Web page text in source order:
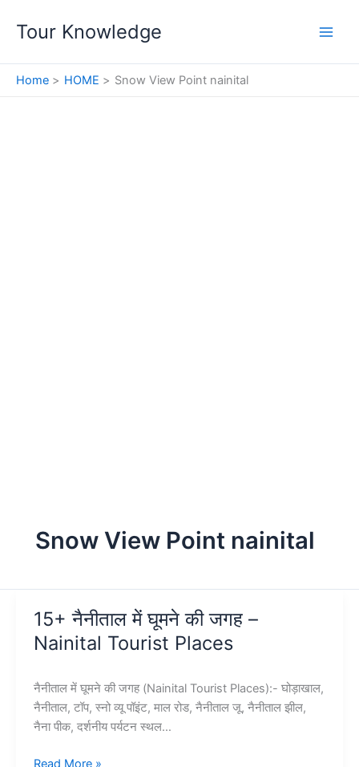
Tour Knowledge
Home HOME Snow View Point nainital
Snow View Point nainital
15+ नैनीताल में घूमने की जगह –
Nainital Tourist Places
नैनीताल में घूमने की जगह (Nainital Tourist Places):- घोड़ाखाल,
नैनीताल, टॉप, स्नो व्यू पॉइंट, माल रोड, नैनीताल जू, नैनीताल झील,
नैना पीक, दर्शनीय पर्यटन स्थल…
15+
Read More »